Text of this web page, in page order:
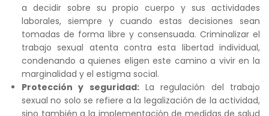
a decidir sobre su propio cuerpo y sus actividades
laborales, siempre y cuando estas decisiones sean
tomadas de forma libre y consensuada. Criminalizar el
trabajo sexual atenta contra esta libertad individual,
condenando a quienes eligen este camino a vivir en la
marginalidad y el estigma social.
Protección y seguridad:La regulación del trabajo
sexual no solo se refiere a la legalización de la actividad,
sino también a la implementación de medidas de salud